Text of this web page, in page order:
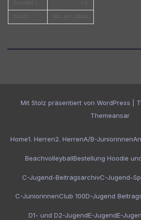
Mit Stolz präsentiert von WordPress
Themeansar
Home1. Herren2. HerrenA/B-Juniorinnen
BeachvolleyballBestellung Hoodie
C-Jugend-BeitragsarchivC-Jugend-
C-JuniorinnenClub 100D-Jugend
D1- und D2-JugendE-JugendE-